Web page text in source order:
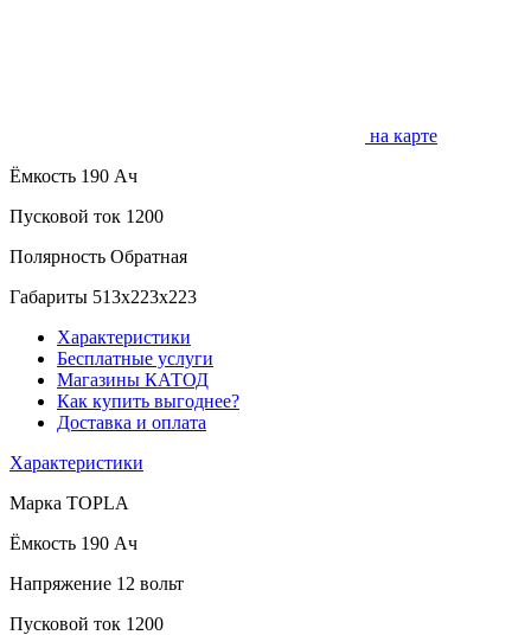
на карте
Ёмкость 190 Ач
Пусковой ток 1200
Полярность Обратная
Габариты 513x223x223
Характеристики
Бесплатные услуги
Магазины КАТОД
Как купить выгоднее?
Доставка и оплата
Характеристики
Марка TOPLA
Ёмкость 190 Ач
Напряжение 12 вольт
Пусковой ток 1200